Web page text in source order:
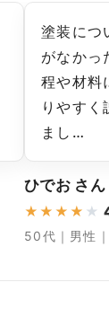
塗装につ
がなかっ
程や材料
りやすく
まし…
ひでお さん
★ ★ ★ ★ ★
50代｜男性